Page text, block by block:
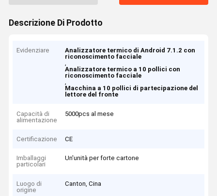
Descrizione Di Prodotto
Evidenziare
Analizzatore termico di Android 7.1.2 con
riconoscimento facciale
,
Analizzatore termico a 10 pollici con
riconoscimento facciale
,
Macchina a 10 pollici di partecipazione del
lettore del fronte
Capacità di
alimentazione
5000pcs al mese
Certificazione CE
Imballaggi
particolari
Un'unità per forte cartone
Luogo di
origine
Canton, Cina